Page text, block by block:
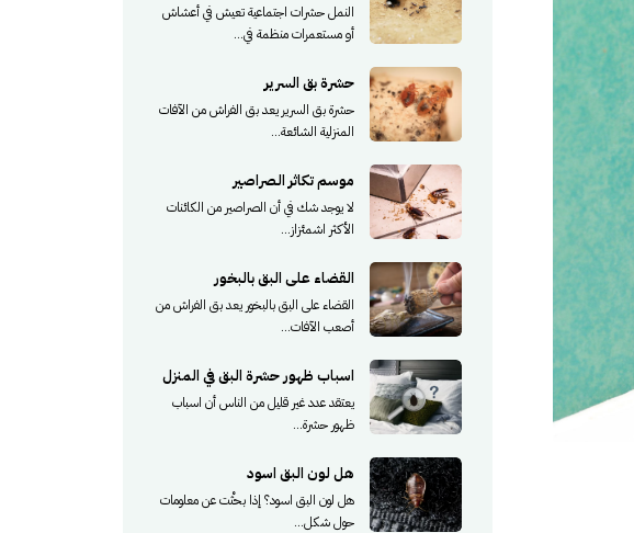
النمل حشرات اجتماعية تعيش في أعشاش
أو مستعمرات منظمة في...
حشرة بق السرير
حشرة بق السرير يعد بق الفراش من الآفات
المنزلية الشائعة...
موسم تكاثر الصراصير
لا يوجد شك في أن الصراصير من الكائنات
الأكثر اشمئزاز...
القضاء على البق بالبخور
القضاء على البق بالبخور يعد بق الفراش من
أصعب الآفات...
اسباب ظهور حشرة البق في المنزل
يعتقد عدد غير قليل من الناس أن اسباب
ظهور حشرة...
هل لون البق اسود
هل لون البق اسود؟ إذا بحثْت عن معلومات
حول شكل...